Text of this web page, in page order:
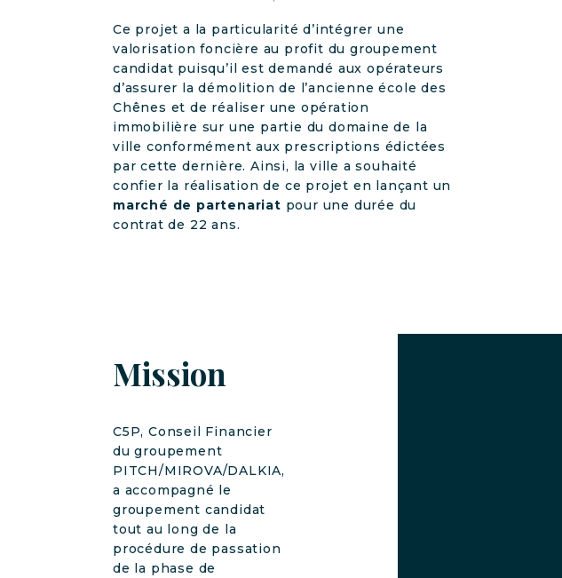
Ce projet a la particularité d’intégrer une
valorisation foncière au profit du groupement
candidat puisqu’il est demandé aux opérateurs
d’assurer la démolition de l’ancienne école des
Chênes et de réaliser une opération
immobilière sur une partie du domaine de la
ville conformément aux prescriptions édictées
par cette dernière. Ainsi, la ville a souhaité
confier la réalisation de ce projet en lançant un
marché de partenariat pour une durée du
contrat de 22 ans.
Mission
C5P, Conseil Financier
du groupement
PITCH/MIROVA/DALKIA,
a accompagné le
groupement candidat
tout au long de la
procédure de passation
de la phase de